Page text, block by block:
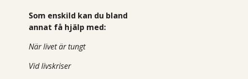
Som enskild kan du bland
annat få hjälp med:
När livet är tungt
Vid livskriser